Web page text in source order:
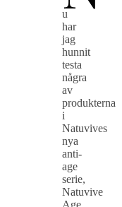
u
har
jag
hunnit
testa
några
av
produkterna
i
Natuvives
nya
anti-
age
serie,
Natuvive
Age